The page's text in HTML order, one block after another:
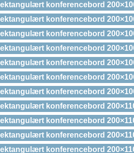
konferencebord
konferencebord
konferencebord
konferencebord
konferencebord
konferencebord
konferencebord
konferencebord
konferencebord
konferencebord
konferencebord